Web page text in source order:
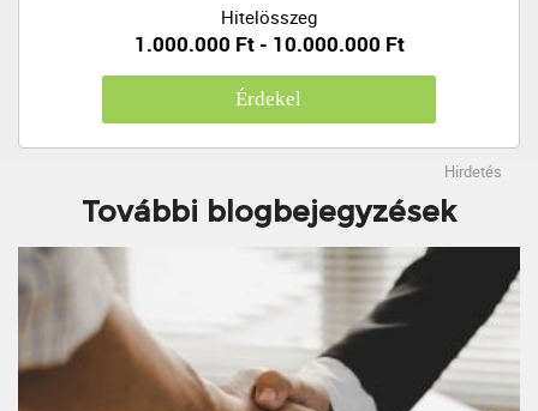
Hitelösszeg
1.000.000 Ft - 10.000.000 Ft
Érdekel
Hirdetés
További blogbejegyzések